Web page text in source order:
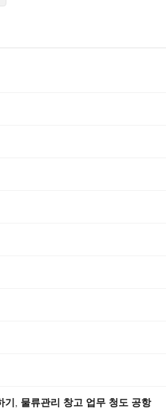
물류관리 창고 업무 청도 공항